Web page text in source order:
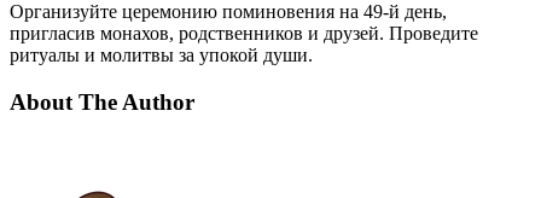
Организуйте церемонию поминовения на 49-й день,
пригласив монахов, родственников и друзей. Проведите
ритуалы и молитвы за упокой души.
About The Author